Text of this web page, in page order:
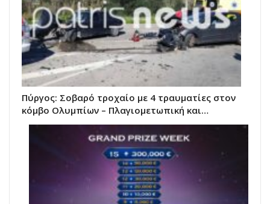
Πύργος: Σοβαρό τροχαίο με 4 τραυματίες στον
κόμβο Ολυμπίων – Πλαγιομετωπική και…